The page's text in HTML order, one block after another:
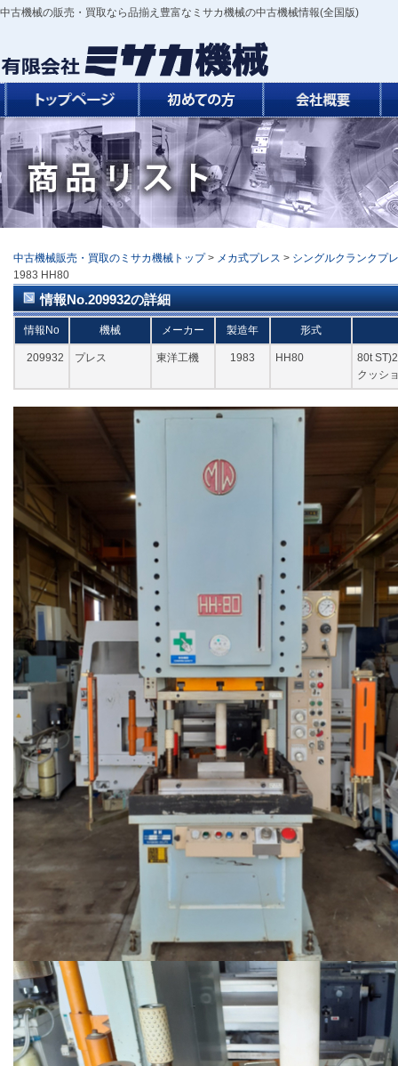
中古機械の販売・買取なら品揃え豊富なミサカ機械の中古機械情報(全国版)
中古機械販売・買取のミサカ機械トップ > メカ式プレス > シングルクランクプ
1983 HH80
情報No.209932の詳細
情報No 機械 メーカー 製造年 形式
209932 プレス 東洋工機 1983 HH80
80t
クッシ